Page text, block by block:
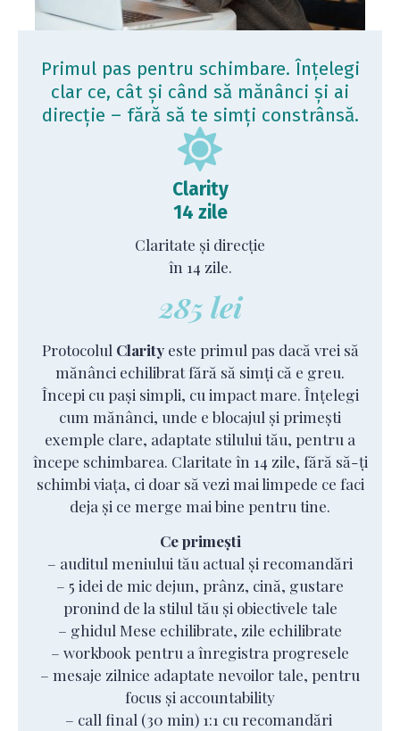
Primul pas pentru schimbare. Înțelegi
clar ce, cât și când să mănânci și ai
direcție – fără să te simți constrânsă.
Clarity
14 zile
Claritate și direcție
în 14 zile.
285 lei
Protocolul Clarityeste primul pas dacă vrei să
mănânci echilibrat fără să simți că e greu.
Începi cu pași simpli, cu impact mare. Înțelegi
cum mănânci, unde e blocajul și primești
exemple clare, adaptate stilului tău, pentru a
începe schimbarea. Claritate în 14 zile, fără să-ți
schimbi viața, ci doar să vezi mai limpede ce faci
deja și ce merge mai bine pentru tine.
Ce primești
– auditul meniului tău actual și recomandări
– 5 idei de mic dejun, prânz, cină, gustare
pronind de la stilul tău și obiectivele tale
– ghidul Mese echilibrate, zile echilibrate
– workbook pentru a înregistra progresele
– mesaje zilnice adaptate nevoilor tale, pentru
focus și accountability
– call final (30 min) 1:1 cu recomandări